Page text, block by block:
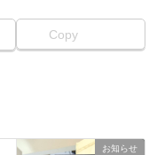
Copy
お知らせ